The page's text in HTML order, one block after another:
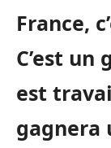
France,
C’est
est
gagnera